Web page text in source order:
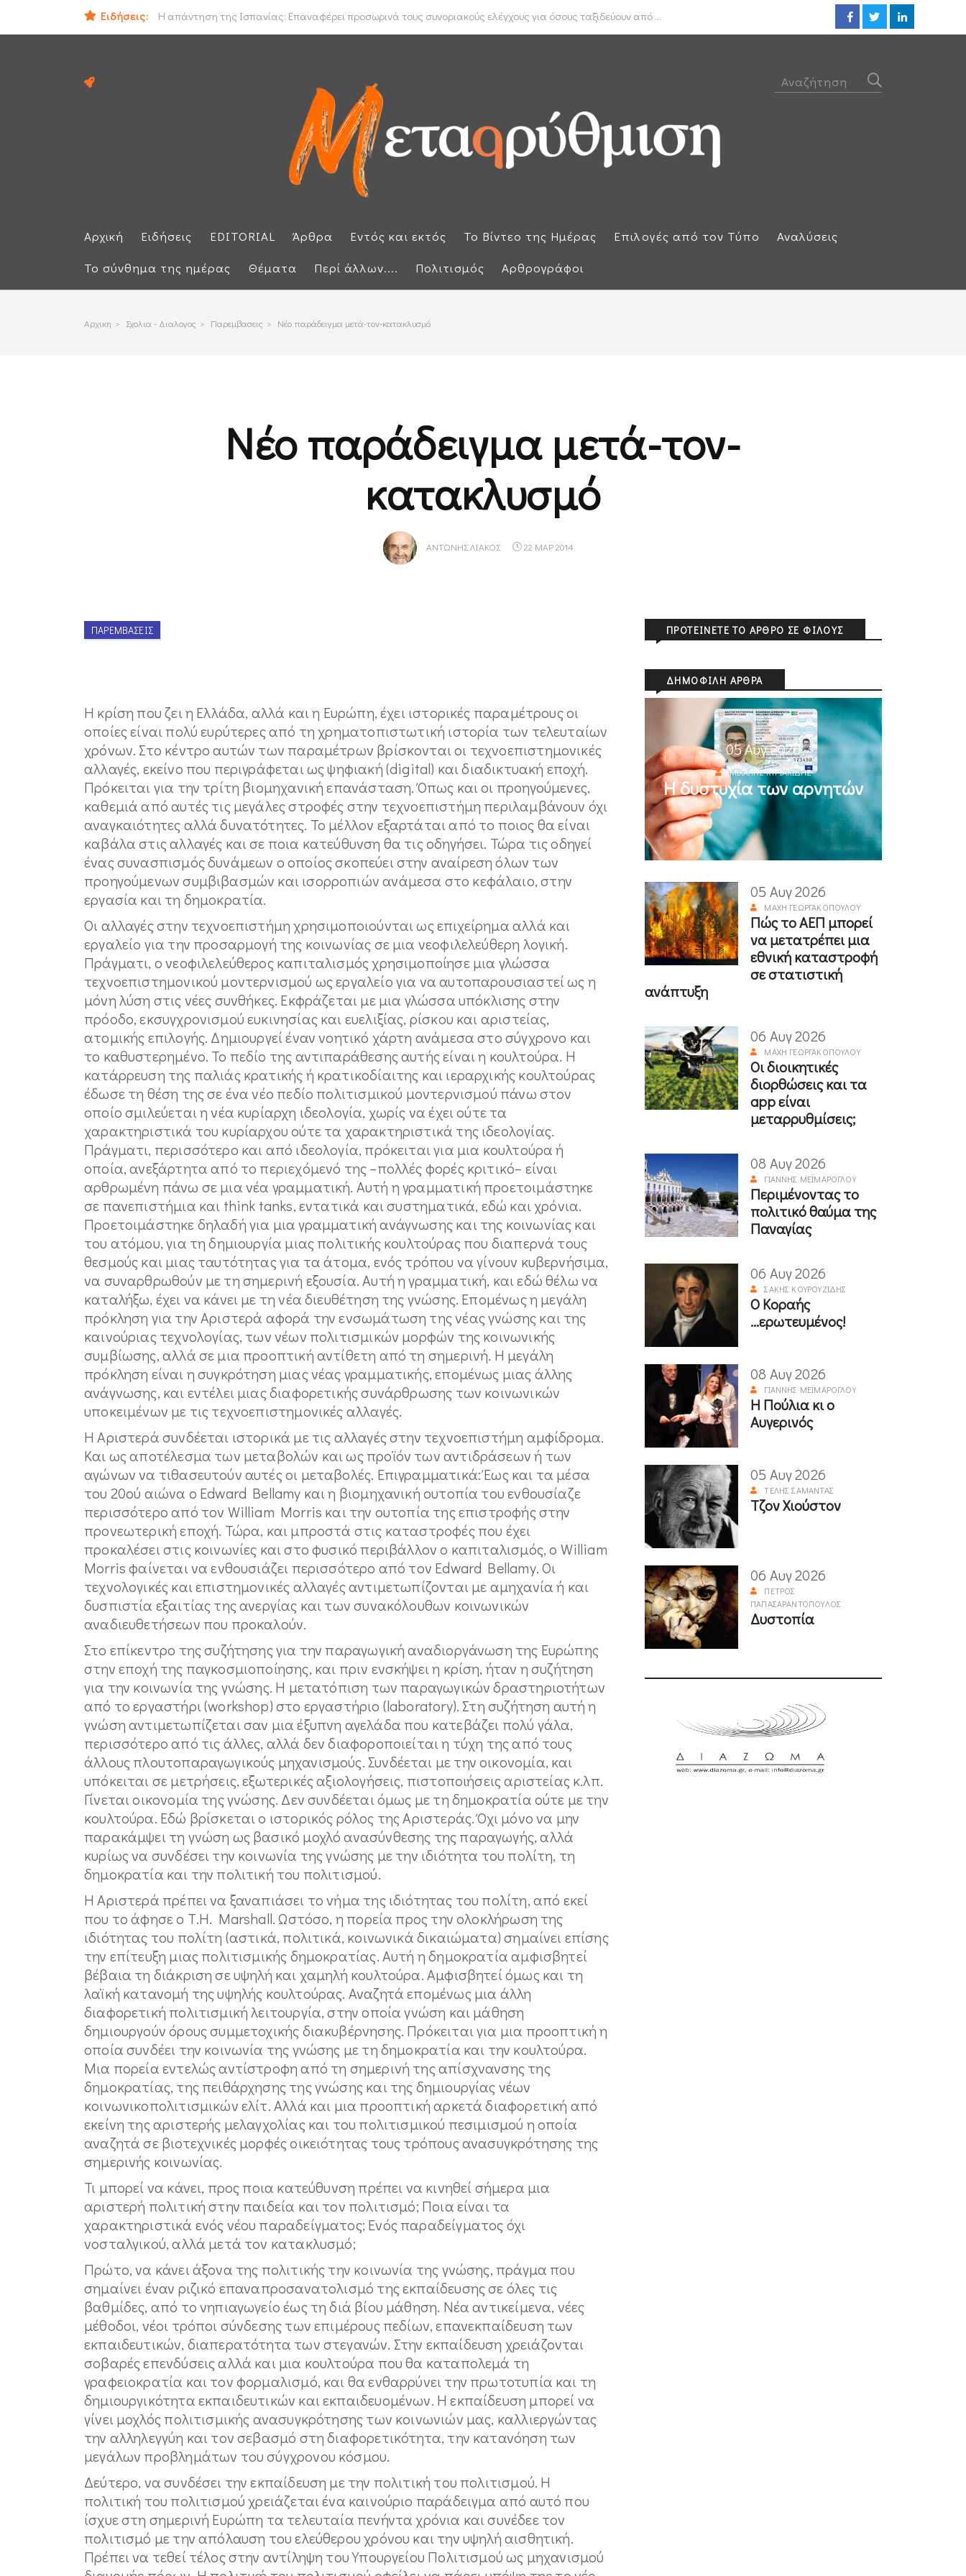
Ειδήσεις:
Η απάντηση της Ισπανίας: Επαναφέρει προσωρινά τους συνοριακούς ελέγχους για όσους ταξιδεύουν από ...
Ο εισαγγελέας του Αρείου Πάγου Ε. Μπακέλας απέρριψε αιτήσεις για να ανασυρθεί από το αρχείο η ... ΟΟΣΑ: Στην τελευταία θέση η
Αρχική Ειδήσεις EDITORIAL Άρθρα Εντός και εκτός Το Βίντεο της Ημέρας Επιλογές από τον Τύπο
Αναλύσεις
Το σύνθημα της ημέρας
Θέματα Περί άλλων.... Πολιτισμός Αρθρογράφοι
Αρχικη > Σχολια - Διαλογος > Παρεμβασεις > Νέο παράδειγμα μετά-τον-κατακλυσμό
Νέο παράδειγμα μετά-τον-
κατακλυσμό
ΑΝΤΏΝΗΣ ΛΙΆΚΟΣ 22 ΜΑΡ 2014
ΠΑΡΕΜΒΆΣΕΙΣ
Η κρίση που ζει η Ελλάδα, αλλά και η Ευρώπη, έχει ιστορικές παραμέτρους οι
οποίες είναι πολύ ευρύτερες από τη χρηματοπιστωτική ιστορία των τελευταίων
χρόνων. Στο κέντρο αυτών των παραμέτρων βρίσκονται οι τεχνοεπιστημονικές
αλλαγές, εκείνο που περιγράφεται ως ψηφιακή (digital) και διαδικτυακή εποχή.
Πρόκειται για την τρίτη βιομηχανική επανάσταση. Όπως και οι προηγούμενες,
καθεμιά από αυτές τις μεγάλες στροφές στην τεχνοεπιστήμη περιλαμβάνουν όχι
αναγκαιότητες αλλά δυνατότητες. Το μέλλον εξαρτάται από το ποιος θα είναι
καβάλα στις αλλαγές και σε ποια κατεύθυνση θα τις οδηγήσει. Τώρα τις οδηγεί
ένας συνασπισμός δυνάμεων ο οποίος σκοπεύει στην αναίρεση όλων των
προηγούμενων συμβιβασμών και ισορροπιών ανάμεσα στο κεφάλαιο, στην
εργασία και τη δημοκρατία.
Οι αλλαγές στην τεχνοεπιστήμη χρησιμοποιούνται ως επιχείρημα αλλά και
εργαλείο για την προσαρμογή της κοινωνίας σε μια νεοφιλελεύθερη λογική.
Πράγματι, ο νεοφιλελεύθερος καπιταλισμός χρησιμοποίησε μια γλώσσα
τεχνοεπιστημονικού μοντερνισμού ως εργαλείο για να αυτοπαρουσιαστεί ως η
μόνη λύση στις νέες συνθήκες. Εκφράζεται με μια γλώσσα υπόκλισης στην
πρόοδο, εκσυγχρονισμού ευκινησίας και ευελιξίας, ρίσκου και αριστείας,
ατομικής επιλογής. Δημιουργεί έναν νοητικό χάρτη ανάμεσα στο σύγχρονο και
το καθυστερημένο. Το πεδίο της αντιπαράθεσης αυτής είναι η κουλτούρα. Η
κατάρρευση της παλιάς κρατικής ή κρατικοδίαιτης και ιεραρχικής κουλτούρας
έδωσε τη θέση της σε ένα νέο πεδίο πολιτισμικού μοντερνισμού πάνω στον
οποίο σμιλεύεται η νέα κυρίαρχη ιδεολογία, χωρίς να έχει ούτε τα
χαρακτηριστικά του κυρίαρχου ούτε τα χαρακτηριστικά της ιδεολογίας.
Πράγματι, περισσότερο και από ιδεολογία, πρόκειται για μια κουλτούρα ή
οποία, ανεξάρτητα από το περιεχόμενό της –πολλές φορές κριτικό– είναι
αρθρωμένη πάνω σε μια νέα γραμματική. Αυτή η γραμματική προετοιμάστηκε
σε πανεπιστήμια και think tanks, εντατικά και συστηματικά, εδώ και χρόνια.
Προετοιμάστηκε δηλαδή για μια γραμματική ανάγνωσης και της κοινωνίας και
του ατόμου, για τη δημιουργία μιας πολιτικής κουλτούρας που διαπερνά τους
θεσμούς και μιας ταυτότητας για τα άτομα, ενός τρόπου να γίνουν κυβερνήσιμα,
να συναρθρωθούν με τη σημερινή εξουσία. Αυτή η γραμματική, και εδώ θέλω να
καταλήξω, έχει να κάνει με τη νέα διευθέτηση της γνώσης. Επομένως η μεγάλη
πρόκληση για την Αριστερά αφορά την ενσωμάτωση της νέας γνώσης και της
καινούριας τεχνολογίας, των νέων πολιτισμικών μορφών της κοινωνικής
συμβίωσης, αλλά σε μια προοπτική αντίθετη από τη σημερινή. Η μεγάλη
πρόκληση είναι η συγκρότηση μιας νέας γραμματικής, επομένως μιας άλλης
ανάγνωσης, και εντέλει μιας διαφορετικής συνάρθρωσης των κοινωνικών
υποκειμένων με τις τεχνοεπιστημονικές αλλαγές.
Η Αριστερά συνδέεται ιστορικά με τις αλλαγές στην τεχνοεπιστήμη αμφίδρομα.
Και ως αποτέλεσμα των μεταβολών και ως προϊόν των αντιδράσεων ή των
αγώνων να τιθασευτούν αυτές οι μεταβολές. Επιγραμματικά: Έως και τα μέσα
του 20ού αιώνα ο Edward Bellamy και η βιομηχανική ουτοπία του ενθουσίαζε
περισσότερο από τον William Morris και την ουτοπία της επιστροφής στην
προνεωτερική εποχή. Τώρα, και μπροστά στις καταστροφές που έχει
προκαλέσει στις κοινωνίες και στο φυσικό περιβάλλον ο καπιταλισμός, ο William
Morris φαίνεται να ενθουσιάζει περισσότερο από τον Edward Bellamy. Οι
τεχνολογικές και επιστημονικές αλλαγές αντιμετωπίζονται με αμηχανία ή και
δυσπιστία εξαιτίας της ανεργίας και των συνακόλουθων κοινωνικών
αναδιευθετήσεων που προκαλούν.
Στο επίκεντρο της συζήτησης για την παραγωγική αναδιοργάνωση της Ευρώπης
στην εποχή της παγκοσμιοποίησης, και πριν ενσκήψει η κρίση, ήταν η συζήτηση
για την κοινωνία της γνώσης. Η μετατόπιση των παραγωγικών δραστηριοτήτων
από το εργαστήρι (workshop) στο εργαστήριο (laboratory). Στη συζήτηση αυτή η
γνώση αντιμετωπίζεται σαν μια έξυπνη αγελάδα που κατεβάζει πολύ γάλα,
περισσότερο από τις άλλες, αλλά δεν διαφοροποιείται η τύχη της από τους
άλλους πλουτοπαραγωγικούς μηχανισμούς. Συνδέεται με την οικονομία, και
υπόκειται σε μετρήσεις, εξωτερικές αξιολογήσεις, πιστοποιήσεις αριστείας κ.λπ.
Γίνεται οικονομία της γνώσης. Δεν συνδέεται όμως με τη δημοκρατία ούτε με την
κουλτούρα. Εδώ βρίσκεται ο ιστορικός ρόλος της Αριστεράς. Όχι μόνο να μην
παρακάμψει τη γνώση ως βασικό μοχλό ανασύνθεσης της παραγωγής, αλλά
κυρίως να συνδέσει την κοινωνία της γνώσης με την ιδιότητα του πολίτη, τη
δημοκρατία και την πολιτική του πολιτισμού.
Η Αριστερά πρέπει να ξαναπιάσει το νήμα της ιδιότητας του πολίτη, από εκεί
που το άφησε ο Τ.H. Marshall. Ωστόσο, η πορεία προς την ολοκλήρωση της
ιδιότητας του πολίτη (αστικά, πολιτικά, κοινωνικά δικαιώματα) σημαίνει επίσης
την επίτευξη μιας πολιτισμικής δημοκρατίας. Αυτή η δημοκρατία αμφισβητεί
βέβαια τη διάκριση σε υψηλή και χαμηλή κουλτούρα. Αμφισβητεί όμως και τη
λαϊκή κατανομή της υψηλής κουλτούρας. Αναζητά επομένως μια άλλη
διαφορετική πολιτισμική λειτουργία, στην οποία γνώση και μάθηση
δημιουργούν όρους συμμετοχικής διακυβέρνησης. Πρόκειται για μια προοπτική η
οποία συνδέει την κοινωνία της γνώσης με τη δημοκρατία και την κουλτούρα.
Μια πορεία εντελώς αντίστροφη από τη σημερινή της απίσχνανσης της
δημοκρατίας, της πειθάρχησης της γνώσης και της δημιουργίας νέων
κοινωνικοπολιτισμικών ελίτ. Αλλά και μια προοπτική αρκετά διαφορετική από
εκείνη της αριστερής μελαγχολίας και του πολιτισμικού πεσιμισμού η οποία
αναζητά σε βιοτεχνικές μορφές οικειότητας τους τρόπους ανασυγκρότησης της
σημερινής κοινωνίας.
Τι μπορεί να κάνει, προς ποια κατεύθυνση πρέπει να κινηθεί σήμερα μια
αριστερή πολιτική στην παιδεία και τον πολιτισμό; Ποια είναι τα
χαρακτηριστικά ενός νέου παραδείγματος; Ενός παραδείγματος όχι
νοσταλγικού, αλλά μετά τον κατακλυσμό;
Πρώτο, να κάνει άξονα της πολιτικής την κοινωνία της γνώσης, πράγμα που
σημαίνει έναν ριζικό επαναπροσανατολισμό της εκπαίδευσης σε όλες τις
βαθμίδες, από το νηπιαγωγείο έως τη διά βίου μάθηση. Νέα αντικείμενα, νέες
μέθοδοι, νέοι τρόποι σύνδεσης των επιμέρους πεδίων, επανεκπαίδευση των
εκπαιδευτικών, διαπερατότητα των στεγανών. Στην εκπαίδευση χρειάζονται
σοβαρές επενδύσεις αλλά και μια κουλτούρα που θα καταπολεμά τη
γραφειοκρατία και τον φορμαλισμό, και θα ενθαρρύνει την πρωτοτυπία και τη
δημιουργικότητα εκπαιδευτικών και εκπαιδευομένων. Η εκπαίδευση μπορεί να
γίνει μοχλός πολιτισμικής ανασυγκρότησης των κοινωνιών μας, καλλιεργώντας
την αλληλεγγύη και τον σεβασμό στη διαφορετικότητα, την κατανόηση των
μεγάλων προβλημάτων του σύγχρονου κόσμου.
Δεύτερο, να συνδέσει την εκπαίδευση με την πολιτική του πολιτισμού. Η
πολιτική του πολιτισμού χρειάζεται ένα καινούριο παράδειγμα από αυτό που
ίσχυε στη σημερινή Ευρώπη τα τελευταία πενήντα χρόνια και συνέδεε τον
πολιτισμό με την απόλαυση του ελεύθερου χρόνου και την υψηλή αισθητική.
Πρέπει να τεθεί τέλος στην αντίληψη του Υπουργείου Πολιτισμού ως μηχανισμού
ΠΡΟΤΕΊΝΕΤΕ ΤΟ ΆΡΘΡΟ ΣΕ ΦΊΛΟΥΣ
ΔΗΜΟΦΙΛΉ ΆΡΘΡΑ
05 Αυγ 2026
ΜΙΧΆΛΗΣ ΚΥΡΙΑΚΊΔΗΣ
Η δυστυχία των αρνητών
05 Αυγ 2026
ΜΆΧΗ ΓΕΩΡΓΑΚΟΠΟΎΛΟΥ
Πώς το ΑΕΠ μπορεί
να μετατρέπει μια
εθνική καταστροφή
σε στατιστική
ανάπτυξη
06 Αυγ 2026
ΜΆΧΗ ΓΕΩΡΓΑΚΟΠΟΎΛΟΥ
Οι διοικητικές
διορθώσεις και τα
app είναι
μεταρρυθμίσεις;
08 Αυγ 2026
ΓΙΆΝΝΗΣ ΜΕΪΜΆΡΟΓΛΟΥ
Περιμένοντας το
πολιτικό θαύμα της
Παναγίας
06 Αυγ 2026
ΣΆΚΗΣ ΚΟΥΡΟΥΖΊΔΗΣ
Ο Κοραής
...ερωτευμένος!
08 Αυγ 2026
ΓΙΆΝΝΗΣ ΜΕΪΜΆΡΟΓΛΟΥ
Η Πούλια κι ο
Αυγερινός
05 Αυγ 2026
ΤΈΛΗΣ ΣΑΜΑΝΤΆΣ
Τζον Χιούστον
06 Αυγ 2026
ΠΈΤΡΟΣ
ΠΑΠΑΣΑΡΑΝΤΌΠΟΥΛΟΣ
Δυστοπία